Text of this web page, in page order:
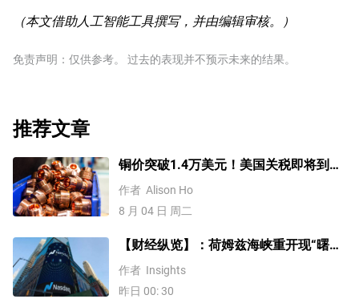
（本文借助人工智能工具撰写，并由编辑审核。）
免责声明：仅供参考。 过去的表现并不预示未来的结果。
推荐文章
铜价突破1.4万美元！美国关税即将到
来？未来会再创新高吗？
作者 Alison Ho
8 月 04 日 周二
【财经纵览】：荷姆兹海峡重开现“曙
光”、WTI原油重挫逾6%，道指、标普创
历史新高！
作者 Insights
昨日 00: 30